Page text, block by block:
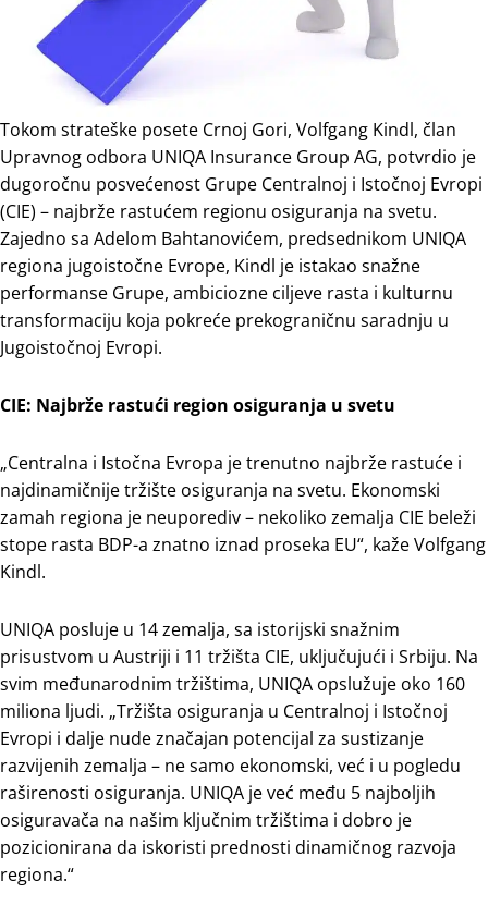
Tokom strateške posete Crnoj Gori, Volfgang Kindl, član
Upravnog odbora UNIQA Insurance Group AG, potvrdio je
dugoročnu posvećenost Grupe Centralnoj i Istočnoj Evropi
(CIE) – najbrže rastućem regionu osiguranja na svetu.
Zajedno sa Adelom Bahtanovićem, predsednikom UNIQA
regiona jugoistočne Evrope, Kindl je istakao snažne
performanse Grupe, ambiciozne ciljeve rasta i kulturnu
transformaciju koja pokreće prekograničnu saradnju u
Jugoistočnoj Evropi.
CIE: Najbrže rastući region osiguranja u svetu
„Centralna i Istočna Evropa je trenutno najbrže rastuće i
najdinamičnije tržište osiguranja na svetu. Ekonomski
zamah regiona je neuporediv – nekoliko zemalja CIE beleži
stope rasta BDP-a znatno iznad proseka EU“, kaže Volfgang
Kindl.
UNIQA posluje u 14 zemalja, sa istorijski snažnim
prisustvom u Austriji i 11 tržišta CIE, uključujući i Srbiju. Na
svim međunarodnim tržištima, UNIQA opslužuje oko 160
miliona ljudi. „Tržišta osiguranja u Centralnoj i Istočnoj
Evropi i dalje nude značajan potencijal za sustizanje
razvijenih zemalja – ne samo ekonomski, već i u pogledu
raširenosti osiguranja. UNIQA je već među 5 najboljih
osiguravača na našim ključnim tržištima i dobro je
pozicionirana da iskoristi prednosti dinamičnog razvoja
regiona.“